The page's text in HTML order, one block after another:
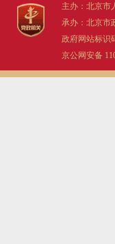
主办：北京市
承办：北京市
政府网站标识
京公网安备